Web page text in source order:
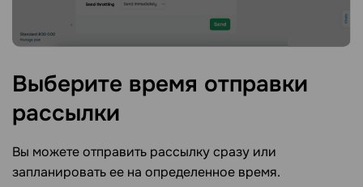
Выберите время отправки
рассылки
Вы можете отправить рассылку сразу или
запланировать ее на определенное время.